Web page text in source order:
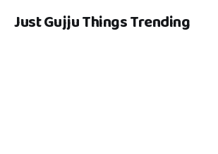
Just Gujju Things Trending